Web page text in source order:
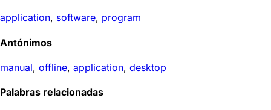
application, software, program
Antónimos
manual, offline, application, desktop
Palabras relacionadas